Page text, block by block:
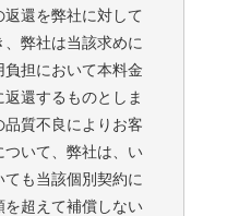
還を弊社に対して
弊社は当該求めに
負担において本料金
還するものとしま
質不良によりお客
いて、弊社は、い
も当該個別契約に
超えて補償しない